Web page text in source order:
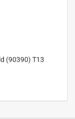
(90390) T13